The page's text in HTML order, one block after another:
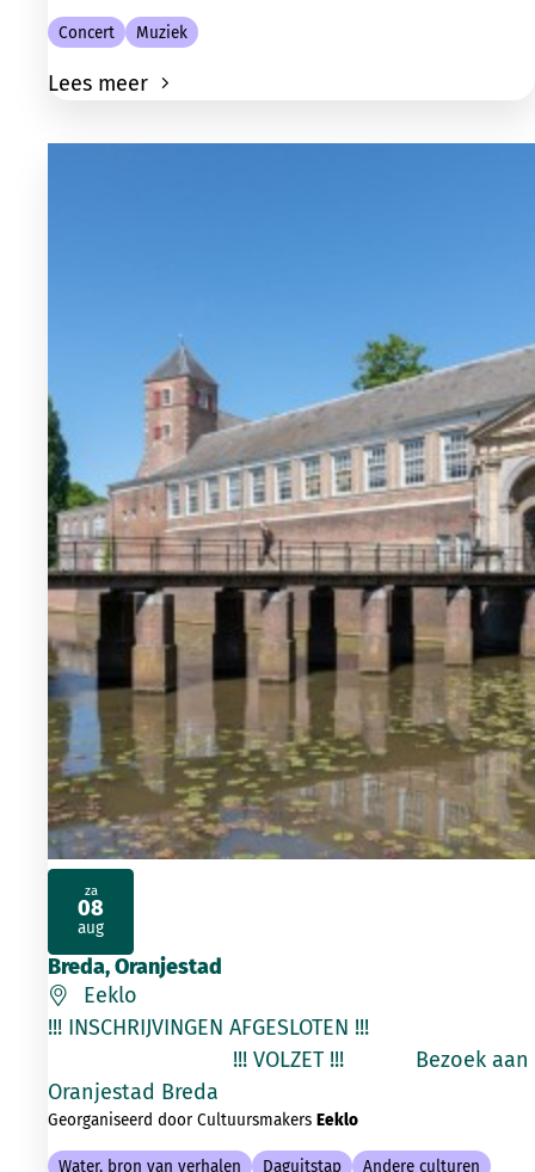
Concert Muziek
Lees meer
Breda, Oranjestad
Eeklo
!!! INSCHRIJVINGEN AFGESLOTEN !!!
!!! VOLZET !!! Bezoek aan
Oranjestad Breda
Georganiseerd door Cultuursmakers Eeklo
Water, bron van verhalen Daguitstap Andere culturen
za
08
aug
2026